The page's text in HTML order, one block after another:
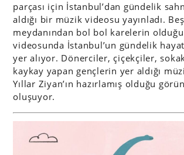
parçası için İstanbul’dan gündelik
aldığı bir müzik videosu yayınladı.
meydanından bol bol karelerin
videosunda İstanbul’un gündelik
yer alıyor. Dönerciler, çiçekçiler,
kaykay yapan gençlerin yer aldığı
Yıllar Ziyan’ın hazırlamış olduğu
oluşuyor.